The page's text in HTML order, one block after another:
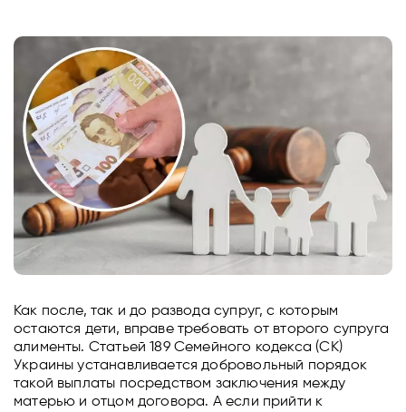
Как после, так и до развода супруг, с которым
остаются дети, вправе требовать от второго супруга
алименты. Статьей 189 Семейного кодекса (СК)
Украины устанавливается добровольный порядок
такой выплаты посредством заключения между
матерью и отцом договора. А если прийти к